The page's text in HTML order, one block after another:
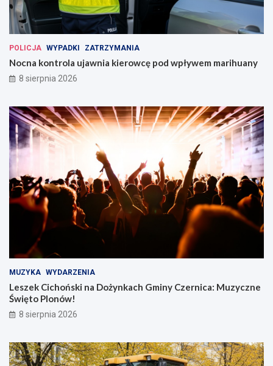
POLICJA WYPADKI ZATRZYMANIA
Nocna kontrola ujawnia kierowcę pod wpływem marihuany
8 sierpnia 2026
MUZYKA WYDARZENIA
Leszek Cichoński na Dożynkach Gminy Czernica: Muzyczne
Święto Plonów!
8 sierpnia 2026